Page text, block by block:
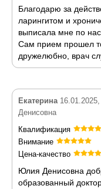
Благодарю за
ларингитом и
выписала мне по
Сам прием прошел
дружелюбно, врач
Екатерина
Денисовна
Квалификация
Внимание
Цена-качество
Юлия Денисовна
образованный